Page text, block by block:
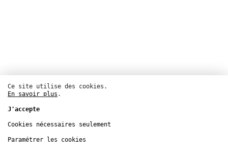
Danse
Théâtre de la Ville – Sarah Bernhardt
Ce site utilise des cookies.
En savoir plus .
J'accepte
Cookies nécessaires seulement
Paramétrer les cookies